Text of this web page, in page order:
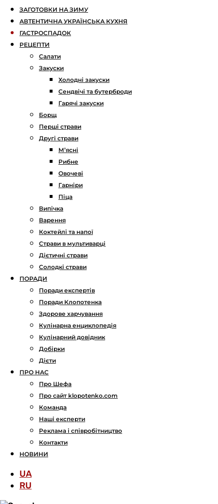
ЗАГОТОВКИ НА ЗИМУ
АВТЕНТИЧНА УКРАЇНСЬКА КУХНЯ
ГАСТРОСПАДОК
РЕЦЕПТИ
Салати
Закуски
Холодні закуски
Сендвічі та бутерброди
Гарячі закуски
Борщ
Перші страви
Другі страви
М’ясні
Рибне
Овочеві
Гарніри
Піца
Випічка
Варення
Коктейлі та напої
Страви в мультиварці
Дієтичні страви
Солодкі страви
ПОРАДИ
Поради експертів
Поради Клопотенка
Здорове харчування
Кулінарна енциклопедія
Кулінарний довідник
Добірки
Дієти
ПРО НАС
Про Шефа
Про сайт klopotenko.com
Команда
Наші експерти
Реклама і співробітництво
Контакти
НОВИНИ
UA
RU